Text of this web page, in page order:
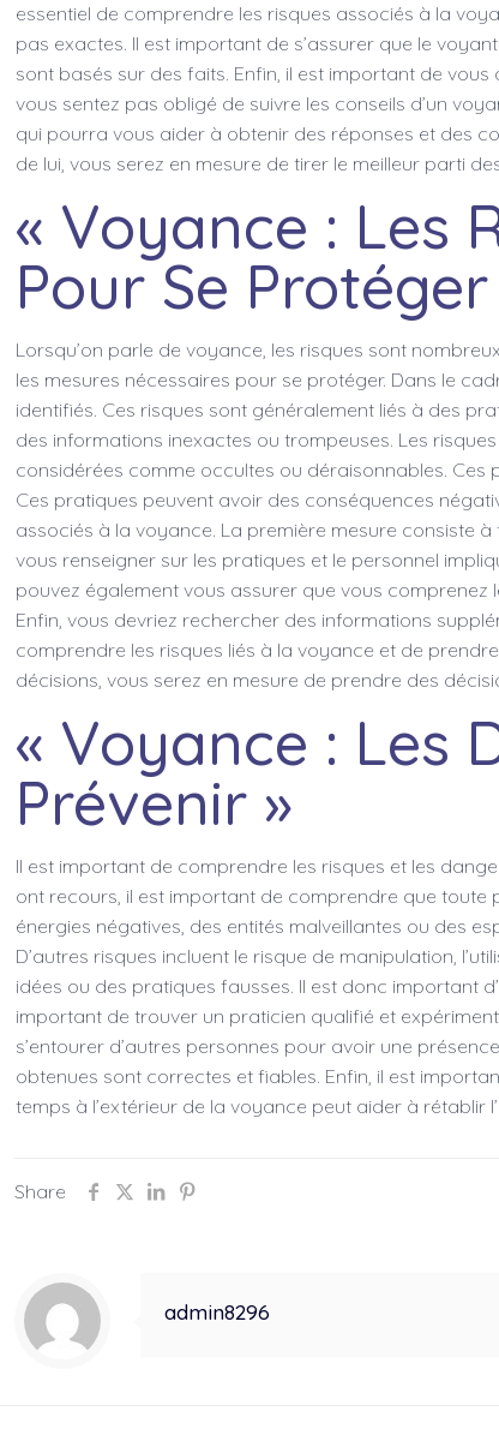
essentiel de comprendre les risques associés à la
pas exactes. Il est important de s’assurer que le
sont basés sur des faits. Enfin, il est important de
vous sentez pas obligé de suivre les conseils d’un
qui pourra vous aider à obtenir des réponses et des
de lui, vous serez en mesure de tirer le meilleur parti
« Voyance : Les
Pour Se Protéger
Lorsqu’on parle de voyance, les risques sont
les mesures nécessaires pour se protéger. Dans le
identifiés. Ces risques sont généralement liés à des
des informations inexactes ou trompeuses. Les
considérées comme occultes ou déraisonnables.
Ces pratiques peuvent avoir des conséquences
associés à la voyance. La première mesure consiste
vous renseigner sur les pratiques et le personnel
pouvez également vous assurer que vous
Enfin, vous devriez rechercher des informations
comprendre les risques liés à la voyance et de
décisions, vous serez en mesure de prendre des
« Voyance : Les
Prévenir »
Il est important de comprendre les risques et les
ont recours, il est important de comprendre que toute
énergies négatives, des entités malveillantes ou des
D’autres risques incluent le risque de manipulation,
idées ou des pratiques fausses. Il est donc important
important de trouver un praticien qualifié et
s’entourer d’autres personnes pour avoir une
obtenues sont correctes et fiables. Enfin, il est
temps à l’extérieur de la voyance peut aider à rétablir
Share
admin8296